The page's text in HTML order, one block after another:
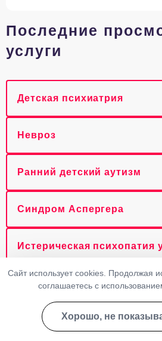
Последние
услуги
Детская психиатрия
Невроз
Ранний детский аутизм
Синдром Аспергера
Истерическая психопатия
Нейрогенный мочевой
Расстройство адаптации
Сайт использует cookies. Продолжая
соглашаетесь с
Хорошо, не